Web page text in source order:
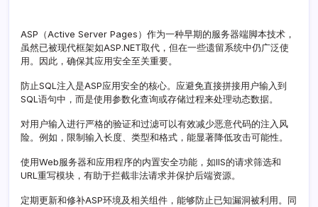
指
南：
防
漏
策
略
ASP（Active Server Pages）作为一种早期的服务器端脚本技术，
虽然已被现代框架如ASP.NET取代，但在一些遗留系统中仍广泛使
用。因此，确保其应用安全至关重要。
防止SQL注入是ASP应用安全的核心。应避免直接拼接用户输入到
SQL语句中，而是使用参数化查询或存储过程来处理动态数据。
对用户输入进行严格的验证和过滤可以有效减少恶意代码的注入风
险。例如，限制输入长度、类型和格式，能显著降低攻击可能性。
使用Web服务器和应用程序的内置安全功能，如IIS的请求筛选和
URL重写模块，有助于拦截非法请求并保护后端资源。
定期更新和修补ASP环境及相关组件，能够防止已知漏洞被利用。同